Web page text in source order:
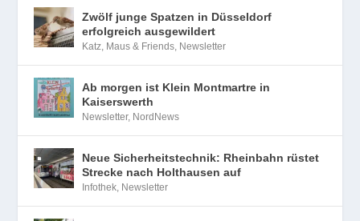
Zwölf junge Spatzen in Düsseldorf
erfolgreich ausgewildert
Katz, Maus & Friends, Newsletter
Ab morgen ist Klein Montmartre in
Kaiserswerth
Newsletter, NordNews
Neue Sicherheitstechnik: Rheinbahn rüstet
Strecke nach Holthausen auf
Infothek, Newsletter